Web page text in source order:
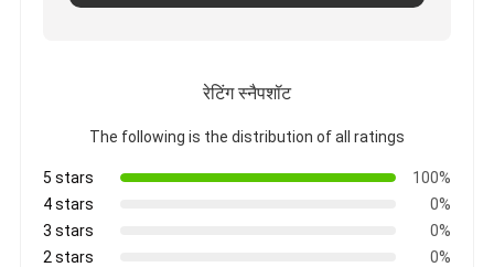
रेटिंग स्नैपशॉट
The following is the distribution of all ratings
5 stars
100%
4 stars
0%
3 stars
0%
2 stars
0%